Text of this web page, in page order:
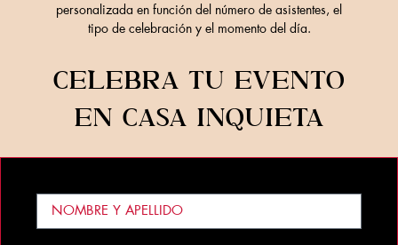
personalizada en función del número de asistentes, el
tipo de celebración y el momento del día.
CELEBRA TU EVENTO
EN CASA INQUIETA